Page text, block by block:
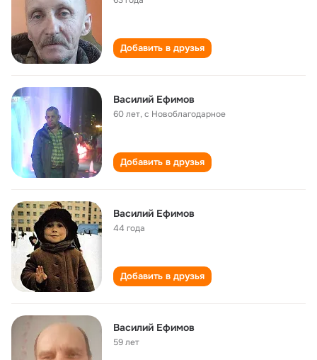
Добавить в друзья
Василий Ефимов
60 лет,с Новоблагодарное
Добавить в друзья
Василий Ефимов
44 года
Добавить в друзья
Василий Ефимов
59 лет